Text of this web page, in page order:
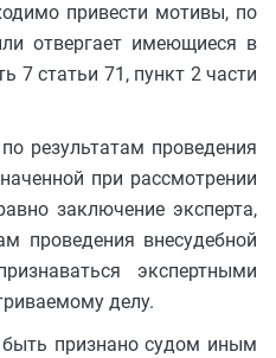
привести мотивы, по
отвергает имеющиеся в
7 статьи 71, пункт 2 части
результатам проведения
при рассмотрении
заключение эксперта,
проведения внесудебной
экспертными
делу.
признано судом иным